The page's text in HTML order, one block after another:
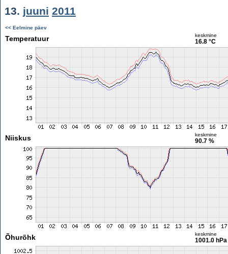
13. juuni 2011
<< Eelmine päev
Temperatuur keskmine
16.8 °C
Niiskus keskmine
90.7 %
Õhurõhk keskmine
1001.0 hPa